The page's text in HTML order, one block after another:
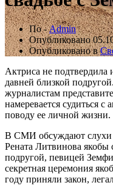
По -Admin
Опубликовано
Опубликовано в
Актриса не
давней близкой
журналистам
намеревается судиться
поводу ее личной жизни.
В СМИ обсуждают слухи
Рената Литвинова якобы
подругой, певицей
секретная церемония
году приняли закон,